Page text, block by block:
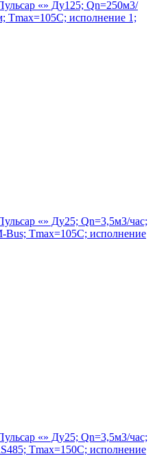
«» Ду125; Qn=250м3/
Тmax=105С; исполнение 1;
«» Ду25; Qn=3,5м3/час;
Bus; Тmax=105С; исполнение
«» Ду25; Qn=3,5м3/час;
Тmax=150С; исполнение